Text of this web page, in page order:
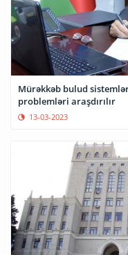
Mürəkkəb bulud
problemləri araşdırılır
13-03-2023